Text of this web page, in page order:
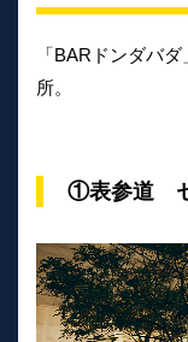
「BARドンダバ
所。
①表参道